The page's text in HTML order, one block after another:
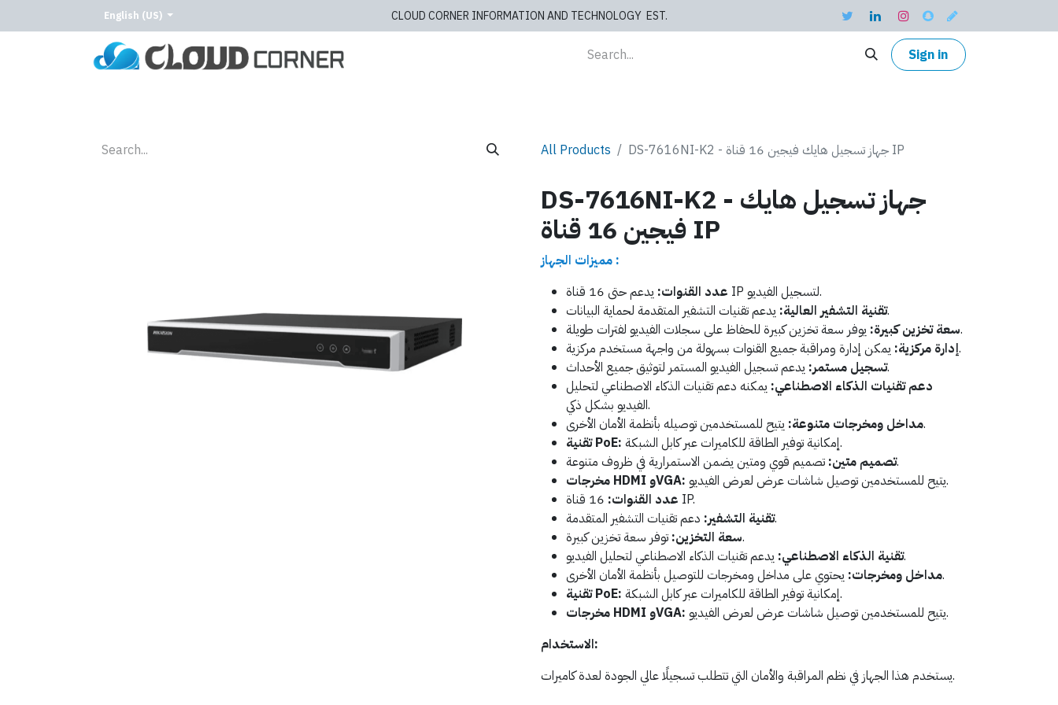
English (US) CLOUD CORNER INFORMATION AND TECHNOLOGY EST.
Sign in
All Products DS-7616NI-K2 - جهاز تسجيل هايك فيجين 16 قناة IP
DS-7616NI-K2 - جهاز تسجيل هايك
فيجين 16 قناة IP
مميزات الجهاز :
عدد القنوات:
يدعم حتى 16 قناة IP لتسجيل الفيديو.
تقنية التشفير العالية:يدعم تقنيات التشفير المتقدمة لحماية البيانات.
سعة تخزين كبيرة:يوفر سعة تخزين كبيرة للحفاظ على سجلات الفيديو لفترات طويلة.
إدارة مركزية:يمكن إدارة ومراقبة جميع القنوات بسهولة من واجهة مستخدم مركزية.
تسجيل مستمر:يدعم تسجيل الفيديو المستمر لتوثيق جميع الأحداث.
دعم تقنيات الذكاء الاصطناعي: يمكنه دعم تقنيات الذكاء الاصطناعي لتحليل
الفيديو بشكل ذكي.
مداخل ومخرجات متنوعة:يتيح للمستخدمين توصيله بأنظمة الأمان الأخرى.
تقنية PoE:
إمكانية توفير الطاقة للكاميرات عبر كابل الشبكة.
تصميم متين:تصميم قوي ومتين يضمن الاستمرارية في ظروف متنوعة.
مخرجات HDMI وVGA:
يتيح للمستخدمين توصيل شاشات عرض لعرض الفيديو.
عدد القنوات: 16 قناة IP.
تقنية التشفير:دعم تقنيات التشفير المتقدمة.
سعة التخزين:توفر سعة تخزين كبيرة.
تقنية الذكاء الاصطناعي:يدعم تقنيات الذكاء الاصطناعي لتحليل الفيديو.
مداخل ومخرجات:يحتوي على مداخل ومخرجات للتوصيل بأنظمة الأمان الأخرى.
تقنية PoE:
إمكانية توفير الطاقة للكاميرات عبر كابل الشبكة.
مخرجات HDMI وVGA:
يتيح للمستخدمين توصيل شاشات عرض لعرض الفيديو.
الاستخدام:
يستخدم هذا الجهاز في نظم المراقبة والأمان التي تتطلب تسجيلًا عالي الجودة لعدة كاميرات.